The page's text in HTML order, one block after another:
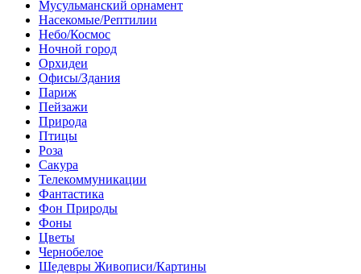
Мусульманский орнамент
Насекомые/Рептилии
Небо/Космос
Ночной город
Орхидеи
Офисы/Здания
Париж
Пейзажи
Природа
Птицы
Роза
Сакура
Телекоммуникации
Фантастика
Фон Природы
Фоны
Цветы
Чернобелое
Шедевры Живописи/Картины